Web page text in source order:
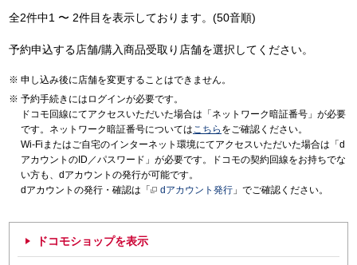
全2件中1 〜 2件目を表示しております。(50音順)
予約申込する店舗/購入商品受取り店舗を選択してください。
申し込み後に店舗を変更することはできません。
予約手続きにはログインが必要です。
ドコモ回線にてアクセスいただいた場合は「ネットワーク暗証番号」が必要
です。ネットワーク暗証番号についてはこちら をご確認ください。
Wi-Fiまたはご自宅のインターネット環境にてアクセスいただいた場合は「d
アカウントのID／パスワード」が必要です。ドコモの契約回線をお持ちでな
い方も、dアカウントの発行が可能です。
dアカウントの発行・確認は「
dアカウント発行 」でご確認ください。
ドコモショップを表示